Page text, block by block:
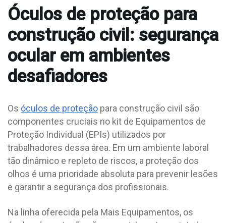
Óculos de proteção para
construção civil: segurança
ocular em ambientes
desafiadores
Os óculos de proteção para construção civil são
componentes cruciais no kit de Equipamentos de
Proteção Individual (EPIs) utilizados por
trabalhadores dessa área. Em um ambiente laboral
tão dinâmico e repleto de riscos, a proteção dos
olhos é uma prioridade absoluta para prevenir lesões
e garantir a segurança dos profissionais.
Na linha oferecida pela Mais Equipamentos, os